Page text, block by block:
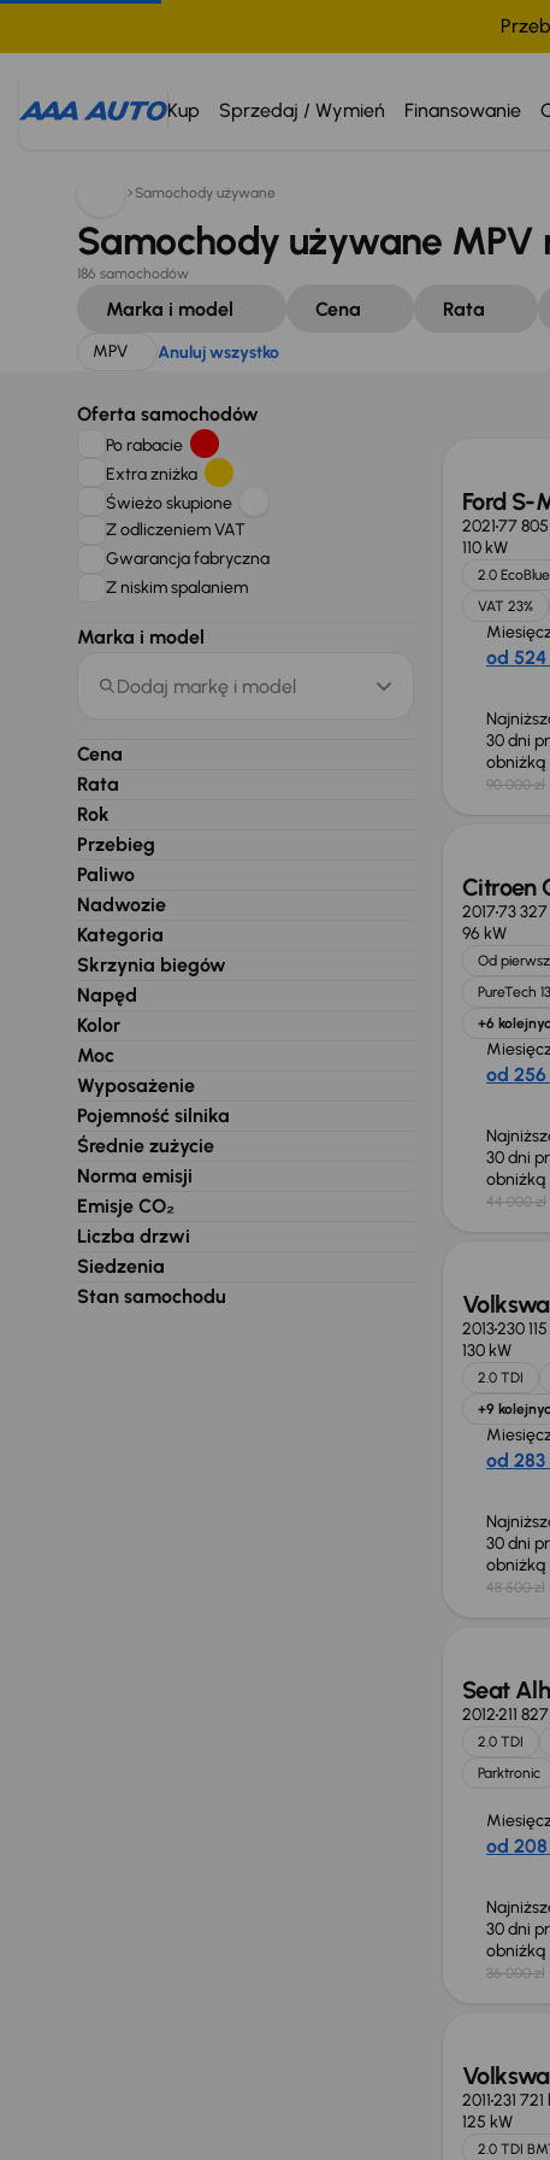
Kup Sprzedaj / Wymień Finansowanie
Szukam: Anuluj wszystko
Samochody używane
Samochody używane MPV
186 samochodów
Marka i model Cena Rata
MPV Anuluj wszystko
Oferta samochodów
Po rabacie
Extra zniżka
Świeżo skupione
Z odliczeniem VAT
Gwarancja fabryczna
Z niskim spalaniem
Marka i model
Dodaj markę i model
Cena
Rata
Rok
Przebieg
Paliwo
Nadwozie
Kategoria
Skrzynia biegów
Napęd
Kolor
Moc
Wyposażenie
Pojemność silnika
Średnie zużycie
Norma emisji
Emisje CO₂
Liczba drzwi
Siedzenia
Stan samochodu
Ford S-
202177
110 kW
2.0 EcoBlue
VAT 23%
od 524
30 dni
obniżką
90 000 zł
Taniej o
Citroen
201773
96 kW
Od
PureTech
+6
od 256
30 dni
obniżką
44 000 zł
Taniej o
2013230
130 kW
2.0 TDI
+9
od 283
30 dni
obniżką
48 500 zł
Taniej o
Seat
2012211
2.0 TDI
Parktronic
od 208
30 dni
obniżką
36 000 zł
Taniej o
2011231
125 kW
2.0 TDI